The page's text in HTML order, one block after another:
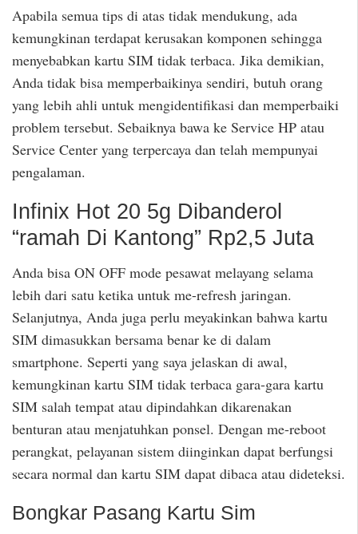
Apabila semua tips di atas tidak mendukung, ada
kemungkinan terdapat kerusakan komponen sehingga
menyebabkan kartu SIM tidak terbaca. Jika demikian,
Anda tidak bisa memperbaikinya sendiri, butuh orang
yang lebih ahli untuk mengidentifikasi dan memperbaiki
problem tersebut. Sebaiknya bawa ke Service HP atau
Service Center yang terpercaya dan telah mempunyai
pengalaman.
Infinix Hot 20 5g Dibanderol
“ramah Di Kantong” Rp2,5 Juta
Anda bisa ON OFF mode pesawat melayang selama
lebih dari satu ketika untuk me-refresh jaringan.
Selanjutnya, Anda juga perlu meyakinkan bahwa kartu
SIM dimasukkan bersama benar ke di dalam
smartphone. Seperti yang saya jelaskan di awal,
kemungkinan kartu SIM tidak terbaca gara-gara kartu
SIM salah tempat atau dipindahkan dikarenakan
benturan atau menjatuhkan ponsel. Dengan me-reboot
perangkat, pelayanan sistem diinginkan dapat berfungsi
secara normal dan kartu SIM dapat dibaca atau dideteksi.
Bongkar Pasang Kartu Sim